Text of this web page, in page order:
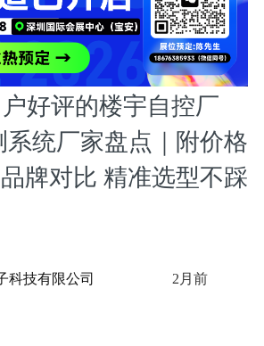
好评的楼宇自控厂
系统厂家盘点｜附价格
牌对比 精准选型不踩
科技有限公司 2月前